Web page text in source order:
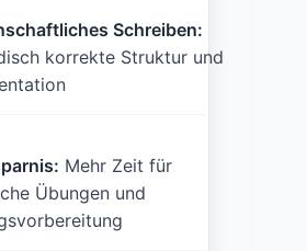
Schreiben:
korrekte Struktur und
Mehr Zeit für
Übungen und